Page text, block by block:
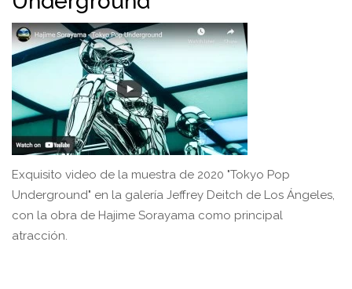
Exquisito video de la muestra de 2020 "Tokyo Pop
Underground" en la galería Jeffrey Deitch de Los Ángeles,
con la obra de Hajime Sorayama como principal
atracción.